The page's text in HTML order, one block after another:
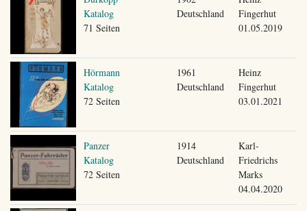
Katalog
71 Seiten
Deutschland
Fingerhut
01.05.2019
Hörmann
Katalog
72 Seiten
1961
Deutschland
Heinz
Fingerhut
03.01.2021
Panzer
Katalog
72 Seiten
1914
Deutschland
Karl-
Friedrichs
Marks
04.04.2020